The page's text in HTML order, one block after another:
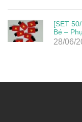
[SET
Bé –
28/06/